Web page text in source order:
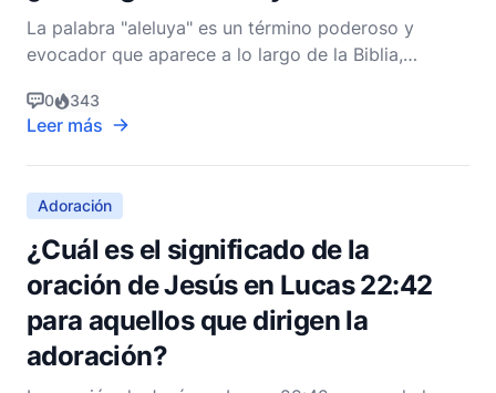
La palabra "aleluya" es un término poderoso y
evocador que aparece a lo largo de la Biblia,
Apocalipsis. Su significado y relevancia son
profundos, resonando con aquellos que buscan
expresar la forma más alta de alabanza y adoración
a Dios. Para compren
0 343
Leer más
Adoración
¿Cuál es el significado de la
oración de Jesús en Lucas 22:42
para aquellos que dirigen la
adoración?